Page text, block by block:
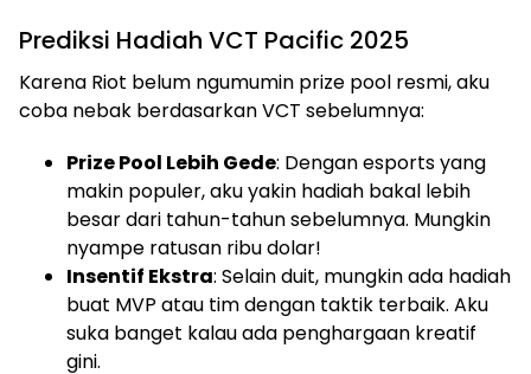
Prediksi Hadiah VCT Pacific 2025
Karena Riot belum ngumumin prize pool resmi, aku
coba nebak berdasarkan VCT sebelumnya:
Prize Pool Lebih Gede: Dengan esports yang
makin populer, aku yakin hadiah bakal lebih
besar dari tahun-tahun sebelumnya. Mungkin
nyampe ratusan ribu dolar!
Insentif Ekstra: Selain duit, mungkin ada hadiah
buat MVP atau tim dengan taktik terbaik. Aku
suka banget kalau ada penghargaan kreatif
gini.